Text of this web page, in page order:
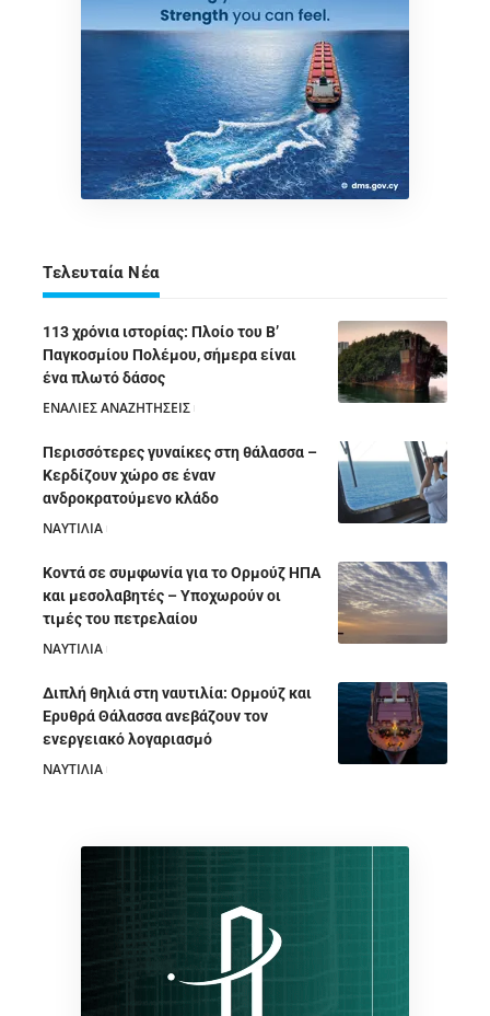
Τελευταία Νέα
113 χρόνια ιστορίας: Πλοίο του Β’
Παγκοσμίου Πολέμου, σήμερα είναι
ένα πλωτό δάσος
ΕΝΑΛΙΕΣ ΑΝΑΖΗΤΗΣΕΙΣ
Περισσότερες γυναίκες στη θάλασσα –
Κερδίζουν χώρο σε έναν
ανδροκρατούμενο κλάδο
ΝΑΥΤΙΛΙΑ
Κοντά σε συμφωνία για το Ορμούζ ΗΠΑ
και μεσολαβητές – Υποχωρούν οι
τιμές του πετρελαίου
ΝΑΥΤΙΛΙΑ
Διπλή θηλιά στη ναυτιλία: Ορμούζ και
Ερυθρά Θάλασσα ανεβάζουν τον
ενεργειακό λογαριασμό
ΝΑΥΤΙΛΙΑ